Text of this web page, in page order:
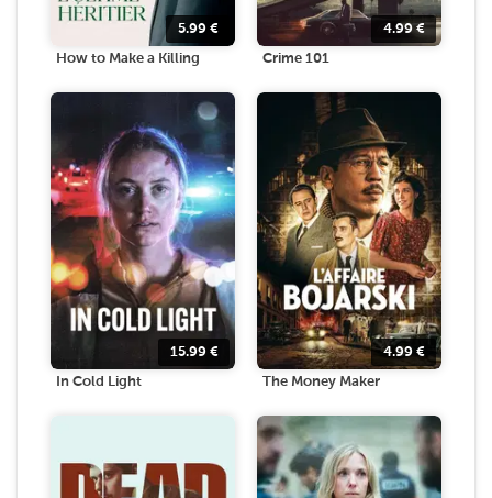
5.99 €
How to Make a Killing
4.99€
Crime 101
15.99 €
In Cold Light
4.99 €
The Money Maker